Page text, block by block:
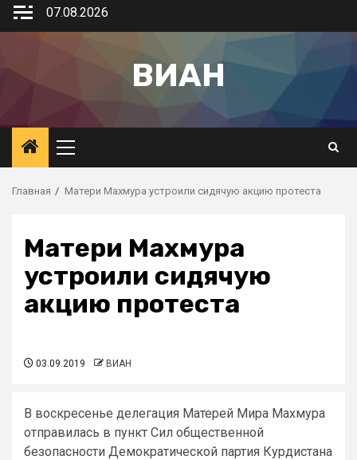
07.08.2026
ВИАН
Главная Матери Махмура устроили сидячую акцию протеста
Матери Махмура
устроили сидячую
акцию протеста
03.09.2019 ВИАН
В воскресенье делегация Матерей Мира Махмура
отправилась в пункт Сил общественной
безопасности Демократической партия Курдистана